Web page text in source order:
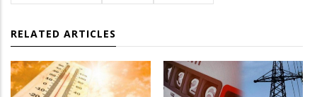
RELATED ARTICLES